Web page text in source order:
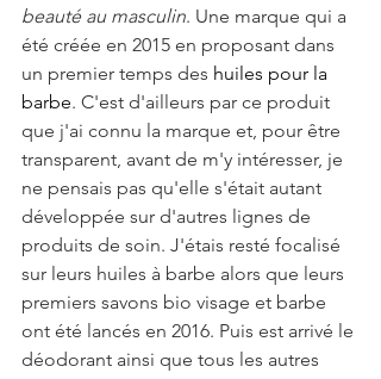
beauté au masculin. Une marque qui a
été créée en 2015 en proposant dans
un premier temps des huiles pour la
barbe. C'est d'ailleurs par ce produit
que j'ai connu la marque et, pour être
transparent, avant de m'y intéresser, je
ne pensais pas qu'elle s'était autant
développée sur d'autres lignes de
produits de soin. J'étais resté focalisé
sur leurs huiles à barbe alors que leurs
premiers savons bio visage et barbe
ont été lancés en 2016. Puis est arrivé le
déodorant ainsi que tous les autres